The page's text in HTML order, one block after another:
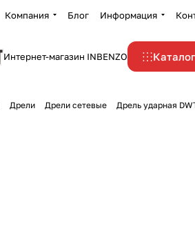
Компания Блог Информация
Интернет-магазин INBENZO Каталог
Дрели Дрели сетевые Дрель ударная